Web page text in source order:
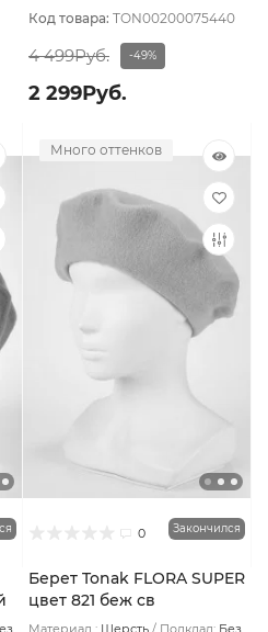
Код товара: TON00200075440
4 499Руб. -49%
2 299Руб.
Много оттенков
0 Закончился
Берет Tonak FLORA SUPER
цвет 821 беж св
Материал : Шерсть Подклад: Без